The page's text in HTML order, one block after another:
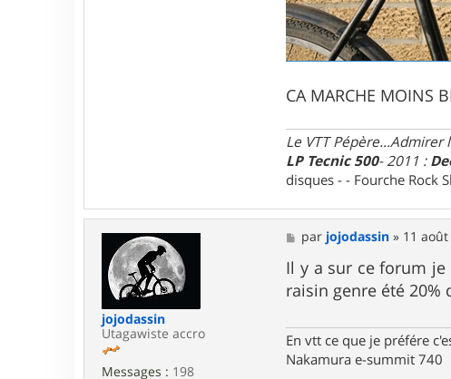
CA MARCHE MOINS
Le VTT
LP Tecnic 500- 2011 :
disques - - Fourche Rock
jojodassin
Utagawiste accro
Messages : 198
M
e
s
s
a
par jojodassin » 11 août
Il y a sur ce forum
raisin genre été 20%
En vtt ce que je préfére
Nakamura e-summit 740